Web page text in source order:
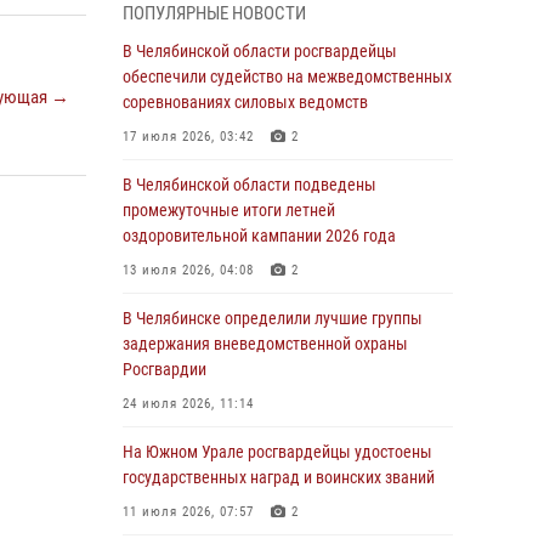
→
В Магнитогорске сотрудники Росгвардии
задержали рецидивиста за хищение алкоголя
из супермаркета
05 августа 2026, 06:06
На Южном Урале спецназ Росгвардии провел
военно-полевые сборы для кадетов
04 августа 2026, 10:03 1
воров в Челябинске
04 августа 2026, 10:00
На Южном Урале сотрудники Росгвардии
убийства
03 августа 2026, 11:41
ПОПУЛЯРНЫЕ НОВОСТИ
В Челябинской области росгвардейцы
обеспечили судейство на межведомственных
соревнованиях силовых ведомств
17 июля 2026, 03:42 2
В Челябинской области подведены
промежуточные итоги летней
оздоровительной кампании 2026 года
13 июля 2026, 04:08 2
В Челябинске определили лучшие группы
задержания вневедомственной охраны
Росгвардии
24 июля 2026, 11:14
На Южном Урале росгвардейцы удостоены
государственных наград и воинских званий
11 июля 2026, 07:57 2